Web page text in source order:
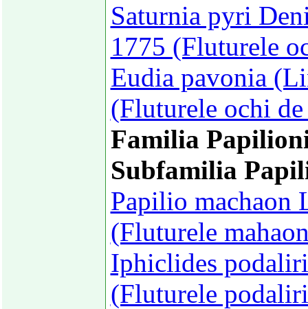
Saturnia pyri
1775 (Fluturele
Eudia pavonia
(Fluturele ochi
Familia
Subfamilia
Papilio machaon
(Fluturele
Iphiclides
(Fluturele